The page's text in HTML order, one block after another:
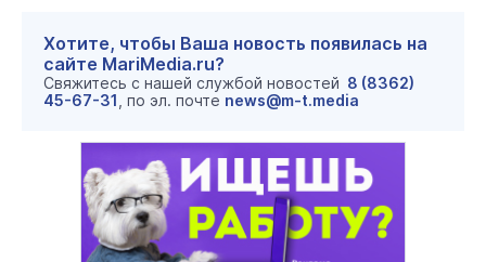
Хотите, чтобы Ваша новость появилась на
сайте MariMedia.ru?
Свяжитесь с нашей службой новостей 8 (8362)
45-67-31 , по эл. почте news@m-t.media